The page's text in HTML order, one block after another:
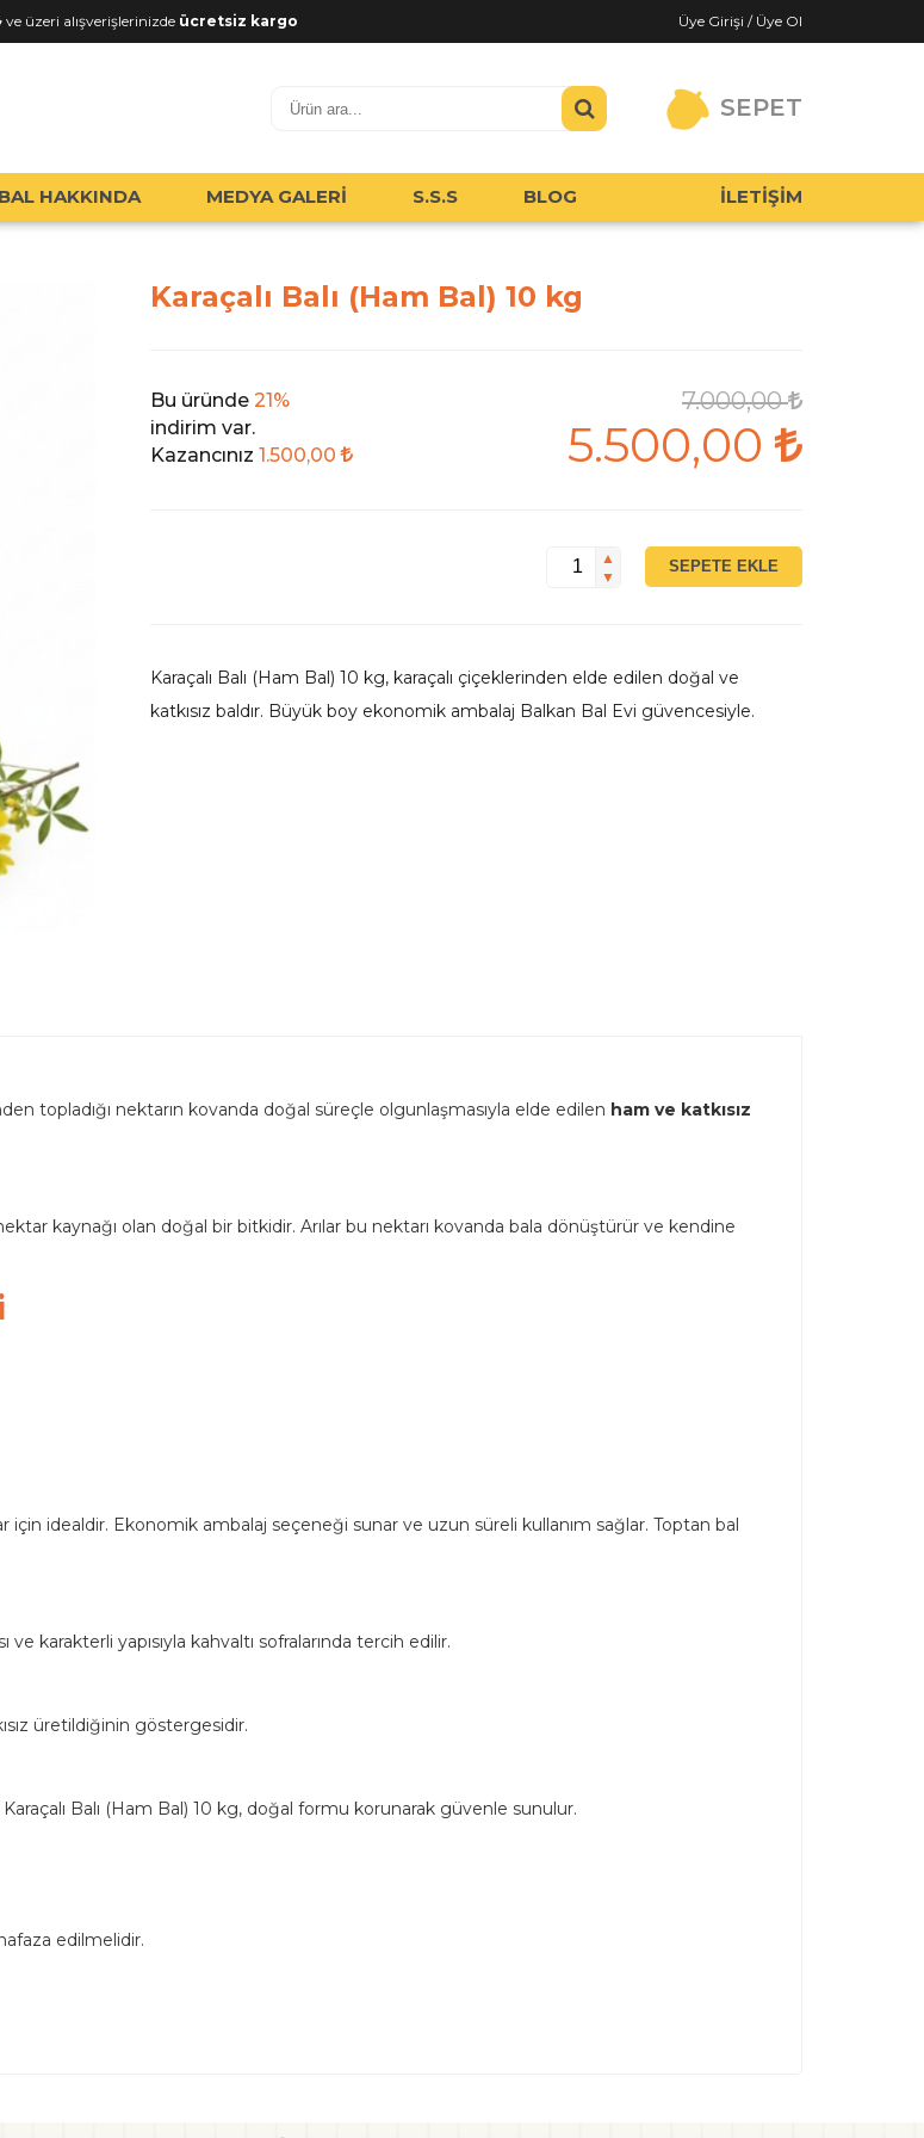
ve üzeri alışverişlerinizde ücretsiz kargo Üye Girişi / Üye Ol
SEPET
BAL HAKKINDA MEDYA GALERİ S.S.S BLOG İLETİŞİM
Karaçalı Balı (Ham Bal) 10 kg
Bu üründe 21%
indirim var.
Kazancınız 1.500,00
7.000,00
5.500,00
SEPETE EKLE
▲
▼
Karaçalı Balı (Ham Bal) 10 kg, karaçalı çiçeklerinden elde edilen doğal ve
katkısız baldır. Büyük boy ekonomik ambalaj Balkan Bal Evi güvencesiyle.
topladığı nektarın kovanda doğal süreçle olgunlaşmasıyla elde edilen ham ve katkısız
kaynağı olan doğal bir bitkidir. Arılar bu nektarı kovanda bala dönüştürür ve kendine
idealdir. Ekonomik ambalaj seçeneği sunar ve uzun süreli kullanım sağlar. Toptan bal
karakterli yapısıyla kahvaltı sofralarında tercih edilir.
üretildiğinin göstergesidir.
Karaçalı Balı (Ham Bal) 10 kg, doğal formu korunarak güvenle sunulur.
edilmelidir.